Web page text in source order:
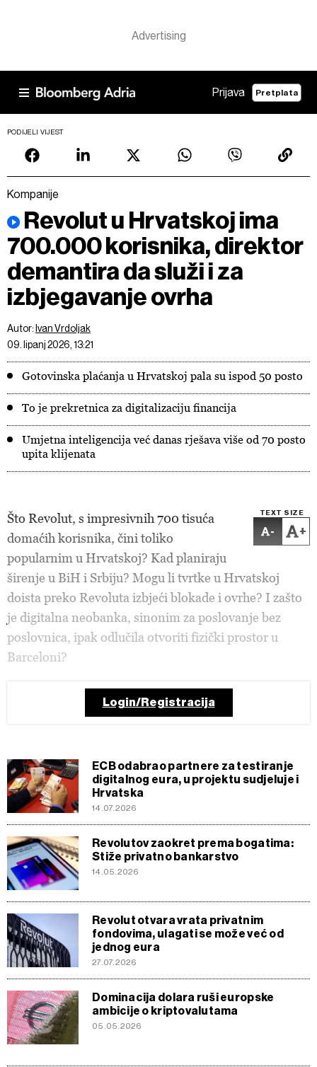
Prijava Pretplata
PODIJELI VIJEST
Kompanije
Revolut u Hrvatskoj ima
700.000 korisnika, direktor
demantira da služi i za
izbjegavanje ovrha
Autor: Ivan Vrdoljak
09. lipanj 2026, 13:21
Gotovinska plaćanja u Hrvatskoj pala su ispod 50 posto
To je prekretnica za digitalizaciju financija
Umjetna inteligencija već danas rješava više od 70 posto
upita klijenata
TEXT SIZE
- +
Što Revolut, s impresivnih 700 tisuća
domaćih korisnika, čini toliko
popularnim u Hrvatskoj? Kad planiraju
širenje u BiH i Srbiju? Mogu li tvrtke u Hrvatskoj
doista preko Revoluta izbjeći blokade i ovrhe? I zašto
je digitalna neobanka, sinonim za poslovanje bez
poslovnica, ipak odlučila otvoriti fizički prostor u
Barceloni?
Login/Registracija
ECB odabrao partnere za testiranje
digitalnog eura, u projektu sudjeluje i
Hrvatska
14.07.2026
Revolutov zaokret prema bogatima:
Stiže privatno bankarstvo
14.05.2026
Revolut otvara vrata privatnim
fondovima, ulagati se može već od
jednog eura
27.07.2026
Dominacija dolara ruši europske
ambicije o kriptovalutama
05.05.2026